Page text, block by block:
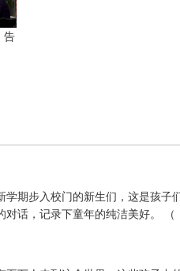
告
期步入校门的新生们，这是孩子
话，记录下童年的纯洁美好。 （